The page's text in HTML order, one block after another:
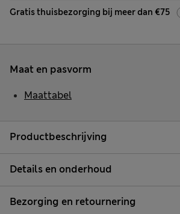
Gratis thuisbezorging bij meer dan €75
Productbeschrijving
Details en onderhoud
Bezorging en retournering
Maat en pasvorm
Maattabel